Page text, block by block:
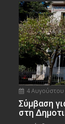
4 Αυγούστου
Σύμβαση
στη